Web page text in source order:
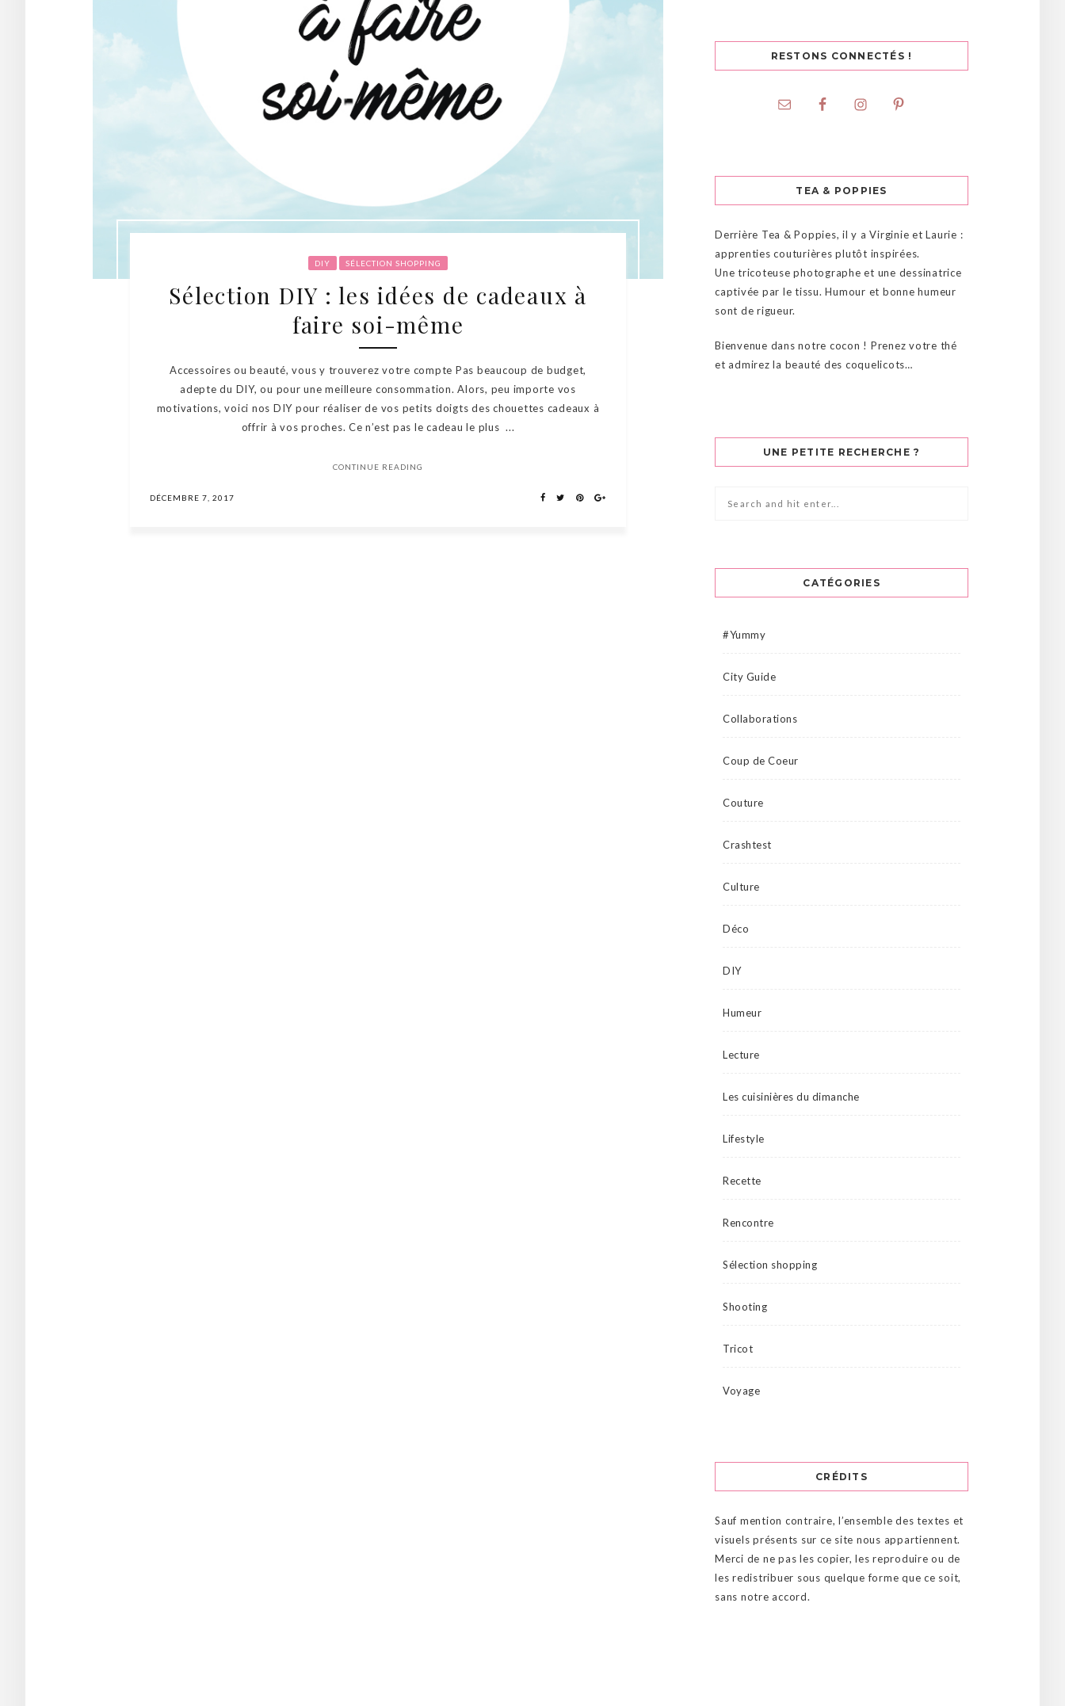
DIY SÉLECTION SHOPPING
Sélection DIY : les idées de cadeaux à
faire soi-même
Accessoires ou beauté, vous y trouverez votre compte Pas beaucoup de budget,
adepte du DIY, ou pour une meilleure consommation. Alors, peu importe vos
motivations, voici nos DIY pour réaliser de vos petits doigts des chouettes cadeaux à
offrir à vos proches. Ce n’est pas le cadeau le plus ...
CONTINUE READING
DÉCEMBRE 7, 2017
RESTONS CONNECTÉS !
TEA & POPPIES
Derrière Tea & Poppies, il y a Virginie et Laurie :
apprenties couturières plutôt inspirées.
Une tricoteuse photographe et une dessinatrice
captivée par le tissu. Humour et bonne humeur
sont de rigueur.
Bienvenue dans notre cocon ! Prenez votre thé
et admirez la beauté des coquelicots…
UNE PETITE RECHERCHE ?
CATÉGORIES
#Yummy
City Guide
Collaborations
Coup de Coeur
Couture
Crashtest
Culture
Déco
DIY
Humeur
Lecture
Les cuisinières du dimanche
Lifestyle
Recette
Rencontre
Sélection shopping
Shooting
Tricot
Voyage
CRÉDITS
Sauf mention contraire, l’ensemble des textes et
visuels présents sur ce site nous appartiennent.
Merci de ne pas les copier, les reproduire ou de
les redistribuer sous quelque forme que ce soit,
sans notre accord.